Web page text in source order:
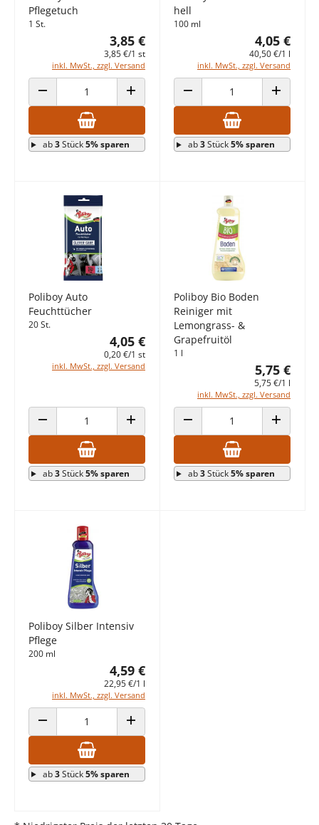
Pflegetuch
1 St.
3,85 €
3,85 €/1 st
inkl. MwSt., zzgl. Versand
ANZAHL VERRINGERN ANZAHL ERHÖHEN
ab3Stück5% sparen
hell
100 ml
4,05 €
40,50 €/1 l
inkl. MwSt., zzgl. Versand
ANZAHL VERRINGERN ANZAHL
ab3Stück5% sparen
Poliboy Auto
Feuchttücher
20 St.
4,05 €
0,20 €/1 st
inkl. MwSt., zzgl. Versand
ANZAHL VERRINGERN ANZAHL ERHÖHEN
ab3Stück5% sparen
Poliboy Bio Boden
Reiniger mit
Lemongrass- &
Grapefruitöl
1 l
5,75 €
5,75 €/1 l
inkl. MwSt., zzgl. Versand
ANZAHL VERRINGERN ANZAHL
ab3Stück5% sparen
Poliboy Silber Intensiv
Pflege
200 ml
4,59 €
22,95 €/1 l
inkl. MwSt., zzgl. Versand
ANZAHL VERRINGERN ANZAHL ERHÖHEN
ab3Stück5% sparen